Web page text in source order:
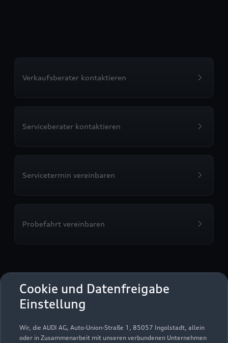
Cookie und Datenfreigabe
Einstellung
Wir, die AUDI AG, Auto-Union-Straße 1, 85057 Ingolstadt, allein
oder in Zusammenarbeit mit unseren verbundenen Unternehmen
Verkaufsberater kontaktieren
Serviceberater kontaktieren
Servicetermin vereinbaren
Probefahrt vereinbaren
Auto-Technik Dähne GmbH
Brandenburg an der Havel